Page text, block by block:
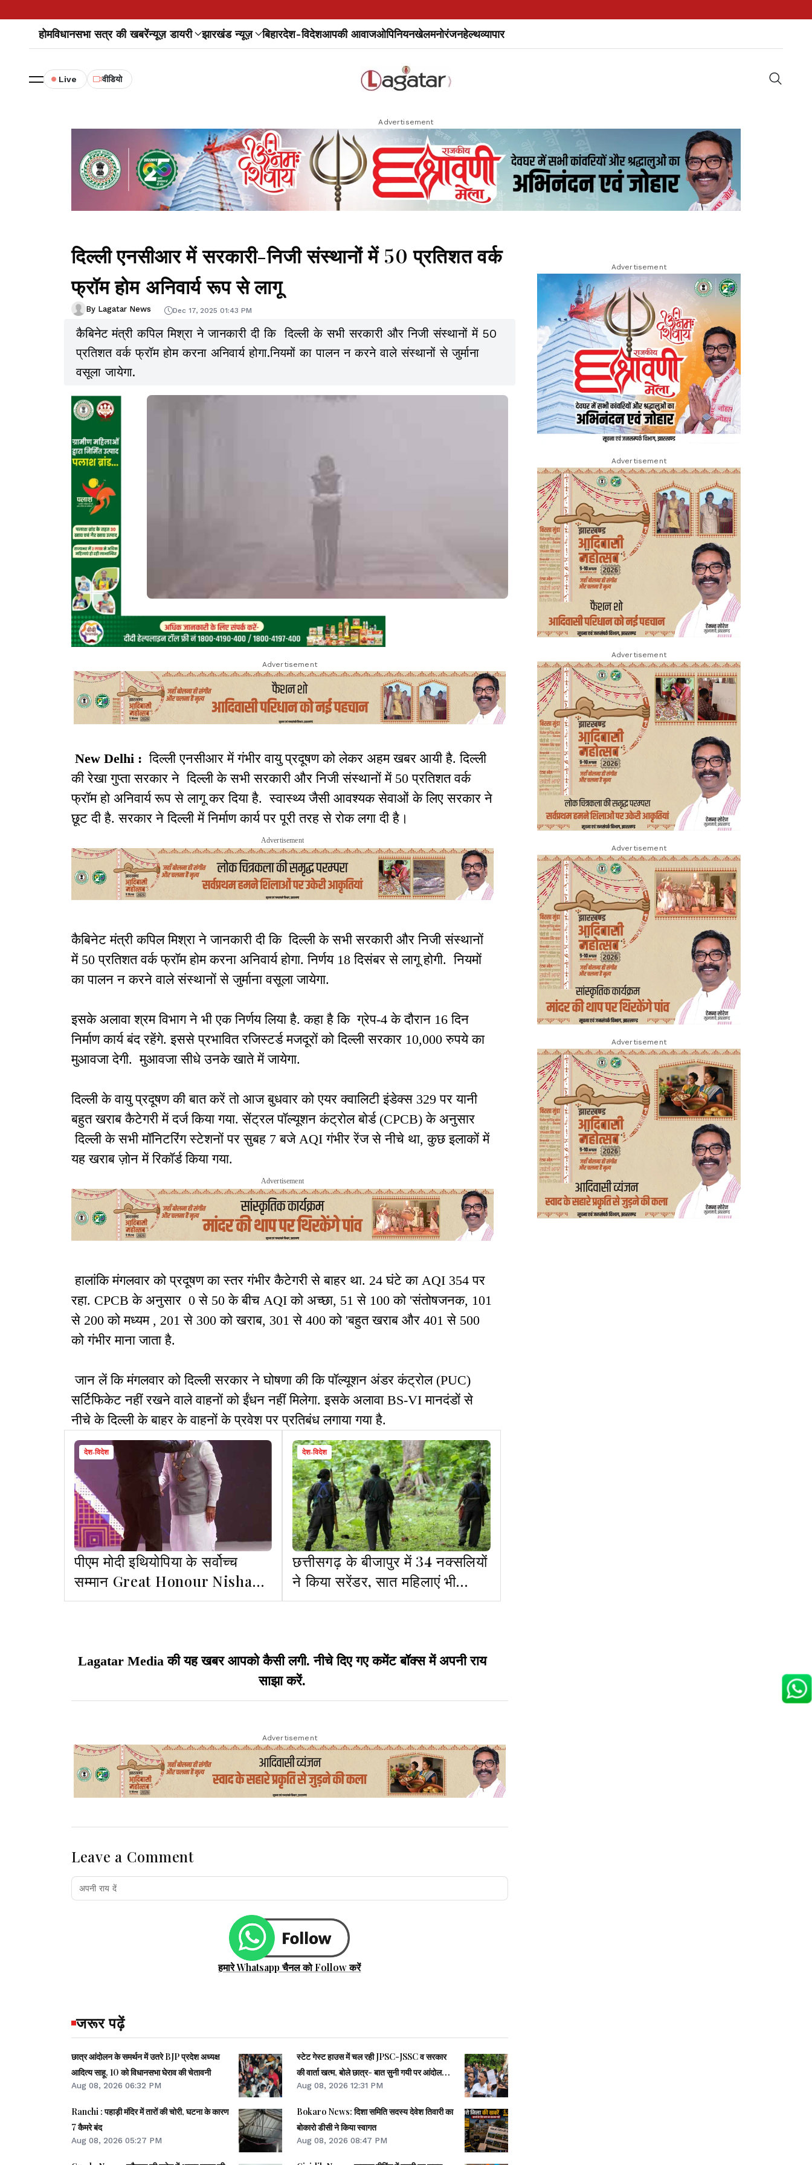
होमविधानसभा सत्र की खबरेंन्यूज़ डायरी झारखंड न्यूज़ बिहारदेश-विदेशआपकी आवाजओपिनियनखेलमनोरंजनहेल्थव्यापार
Live वीडियो
Advertisement
दिल्ली एनसीआर में सरकारी-निजी संस्थानों में 50 प्रतिशत वर्क
फ्रॉम होम अनिवार्य रूप से लागू
By Lagatar News Dec 17, 2025 01:43 PM
कैबिनेट मंत्री कपिल मिश्रा ने जानकारी दी कि दिल्ली के सभी सरकारी और निजी संस्थानों में 50
प्रतिशत वर्क फ्रॉम होम करना अनिवार्य होगा.नियमों का पालन न करने वाले संस्थानों से जुर्माना
वसूला जायेगा.
Advertisement
New Delhi : दिल्ली एनसीआर में गंभीर वायु प्रदूषण को लेकर अहम खबर आयी है. दिल्ली
की रेखा गुप्ता सरकार ने दिल्ली के सभी सरकारी और निजी संस्थानों में 50 प्रतिशत वर्क
फ्रॉम हो अनिवार्य रूप से लागू कर दिया है. स्वास्थ्य जैसी आवश्यक सेवाओं के लिए सरकार ने
छूट दी है. सरकार ने दिल्ली में निर्माण कार्य पर पूरी तरह से रोक लगा दी है।
Advertisement
कैबिनेट मंत्री कपिल मिश्रा ने जानकारी दी कि दिल्ली के सभी सरकारी और निजी संस्थानों
में 50 प्रतिशत वर्क फ्रॉम होम करना अनिवार्य होगा. निर्णय 18 दिसंबर से लागू होगी. नियमों
का पालन न करने वाले संस्थानों से जुर्माना वसूला जायेगा.
इसके अलावा श्रम विभाग ने भी एक निर्णय लिया है. कहा है कि ग्रेप-4 के दौरान 16 दिन
निर्माण कार्य बंद रहेंगे. इससे प्रभावित रजिस्टर्ड मजदूरों को दिल्ली सरकार 10,000 रुपये का
मुआवजा देगी. मुआवजा सीधे उनके खाते में जायेगा.
दिल्ली के वायु प्रदूषण की बात करें तो आज बुधवार को एयर क्वालिटी इंडेक्स 329 पर यानी
बहुत खराब कैटेगरी में दर्ज किया गया. सेंट्रल पॉल्यूशन कंट्रोल बोर्ड (CPCB) के अनुसार
दिल्ली के सभी मॉनिटरिंग स्टेशनों पर सुबह 7 बजे AQI गंभीर रेंज से नीचे था, कुछ इलाकों में
यह खराब ज़ोन में रिकॉर्ड किया गया.
Advertisement
हालांकि मंगलवार को प्रदूषण का स्तर गंभीर कैटेगरी से बाहर था. 24 घंटे का AQI 354 पर
रहा. CPCB के अनुसार 0 से 50 के बीच AQI को अच्छा, 51 से 100 को 'संतोषजनक, 101
से 200 को मध्यम , 201 से 300 को खराब, 301 से 400 को 'बहुत खराब और 401 से 500
को गंभीर माना जाता है.
जान लें कि मंगलवार को दिल्ली सरकार ने घोषणा की कि पॉल्यूशन अंडर कंट्रोल (PUC)
सर्टिफिकेट नहीं रखने वाले वाहनों को ईंधन नहीं मिलेगा. इसके अलावा BS-VI मानदंडों से
नीचे के दिल्ली के बाहर के वाहनों के प्रवेश पर प्रतिबंध लगाया गया है.
देश-विदेश
पीएम मोदी इथियोपिया के सर्वोच्च
सम्मान Great Honour Nishan
of Ethiopia से सम्मानित हुए, संसद
देश-विदेश
छत्तीसगढ़ के बीजापुर में 34 नक्सलियों
ने किया सरेंडर, सात महिलाएं भी
शामिल
Lagatar Media की यह खबर आपको कैसी लगी. नीचे दिए गए कमेंट बॉक्स में अपनी राय
साझा करें.
Advertisement
Leave a Comment
हमारे Whatsapp चैनल को Follow करें
जरूर पढ़ें
छात्र आंदोलन के समर्थन में उतरे BJP प्रदेश अध्यक्ष
आदित्य साहू, 10 को विधानसभा घेराव की चेतावनी
Aug 08, 2026 06:32 PM
Ranchi : पहाड़ी मंदिर में तारों की चोरी, घटना के कारण
7 कैमरे बंद
Aug 08, 2026 05:27 PM
स्टेट गेस्ट हाउस में चल रही JPSC-JSSC व सरकार
की वार्ता खत्म, बोले छात्र- बात सुनी गयी पर आंदोलन
जारी
Aug 08, 2026 12:31 PM
Bokaro News: दिशा समिति सदस्य देवेश तिवारी का
बोकारो डीसी ने किया स्वागत
Aug 08, 2026 08:47 PM
Advertisement
Advertisement
Advertisement
Advertisement
Advertisement